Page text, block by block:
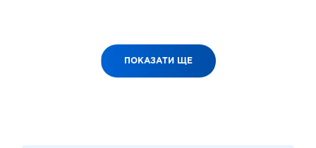
ПОКАЗАТИ ЩЕ